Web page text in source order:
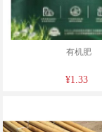
有机肥
¥1.33